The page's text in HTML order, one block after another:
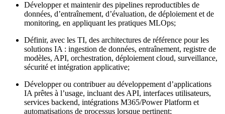
Développer et maintenir des pipelines reproductibles de
données, d’entraînement, d’évaluation, de déploiement et de
monitoring, en appliquant les pratiques MLOps;
Définir, avec les TI, des architectures de référence pour les
solutions IA : ingestion de données, entraînement, registre de
modèles, API, orchestration, déploiement cloud, surveillance,
sécurité et intégration applicative;
Développer ou contribuer au développement d’applications
IA prêtes à l’usage, incluant des API, interfaces utilisateurs,
services backend, intégrations M365/Power Platform et
automatisations de processus lorsque pertinent;